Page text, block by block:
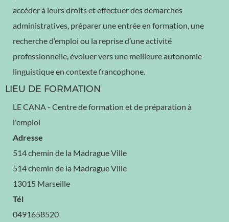
accéder à leurs droits et effectuer des démarches
administratives, préparer une entrée en formation, une
recherche d’emploi ou la reprise d’une activité
professionnelle, évoluer vers une meilleure autonomie
linguistique en contexte francophone.
LIEU DE FORMATION
LE CANA - Centre de formation et de préparation à
l'emploi
Adresse
514 chemin de la Madrague Ville
514 chemin de la Madrague Ville
13015 Marseille
Tél
0491658520